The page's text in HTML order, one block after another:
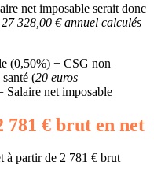
net imposable serait donc
328,00 € annuel calculés
(0,50%) + CSG non
(20 euros
Salaire net imposable
781 € brut en net
à partir de 2 781 € brut